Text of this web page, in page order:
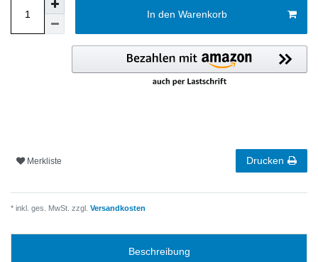
In den Warenkorb
Merkliste Drucken
* inkl. ges. MwSt. zzgl. Versandkosten
Beschreibung